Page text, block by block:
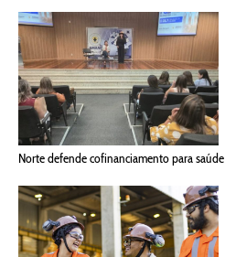
Norte defende cofinanciamento para saúde